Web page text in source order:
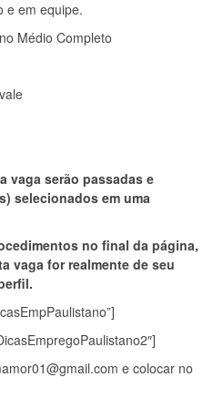
e em equipe.
Médio Completo
vaga serão passadas e
selecionados em uma
no final da página,
vaga for realmente de seu
e colocar no